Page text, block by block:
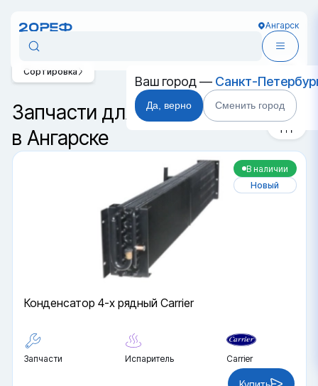
Ангарск
Ваш город — Санкт-
Да, верно Сменить город
Запчасти для контейнеров
в Ангарске
Сортировка
В наличии
Новый
Конденсатор 4-х рядный Carrier
Запчасти Испаритель Carrier